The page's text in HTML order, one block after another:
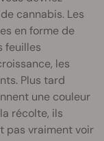
cannabis. Les
en forme de
feuilles
les
Plus tard
une couleur
récolte, ils
pas vraiment voir